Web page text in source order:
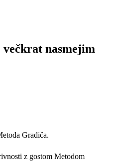
večkrat nasmejim
Gradiča.
z gostom Metodom